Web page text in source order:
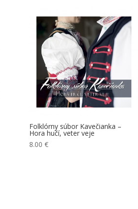
Folklórny súbor Kavečianka –
Hora hučí, veter veje
8.00 €